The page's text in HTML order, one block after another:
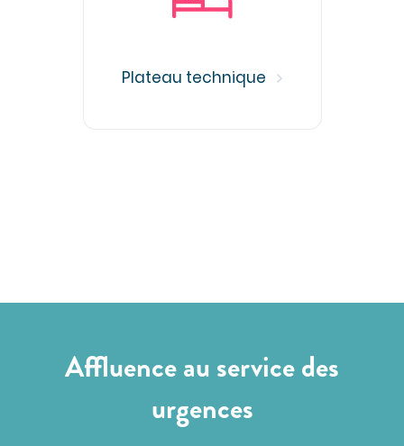
Plateau technique
Affluence au service des
urgences